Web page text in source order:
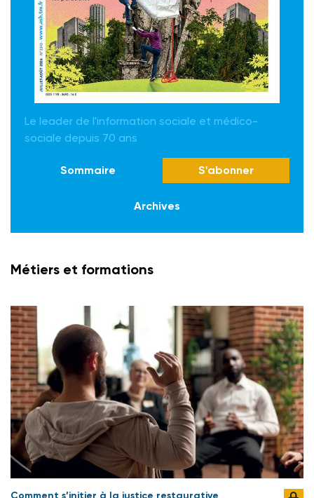
Le leader de l'information sociale et médico-
sociale depuis 70 ans
Sommaire S'abonner
Archives
Métiers et formations
Comment s’initier à la justice restaurative